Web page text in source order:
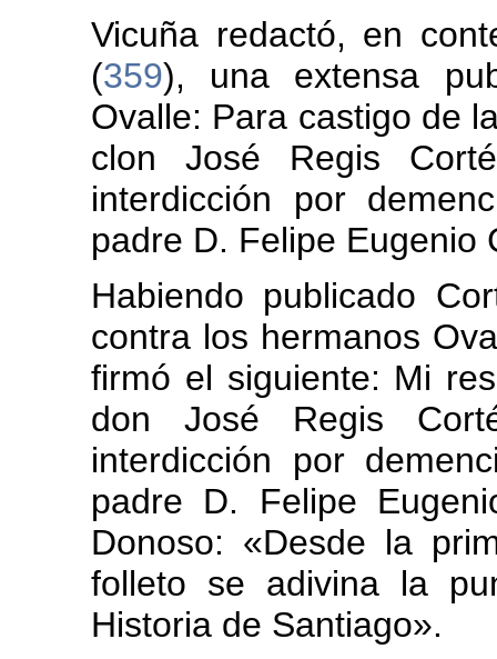
Vicuña redactó, en
(359), una extensa
Ovalle: Para castigo de
clon José Regis
interdicción por
padre D. Felipe Eugenio
Habiendo publicado
contra los hermanos
firmó el siguiente: Mi
don José Regis
interdicción por
padre D. Felipe
Donoso: «Desde la
folleto se adivina la
Historia de Santiago».